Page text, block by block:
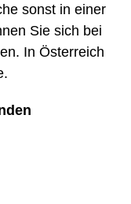
sonst in einer
Sie sich bei
In Österreich